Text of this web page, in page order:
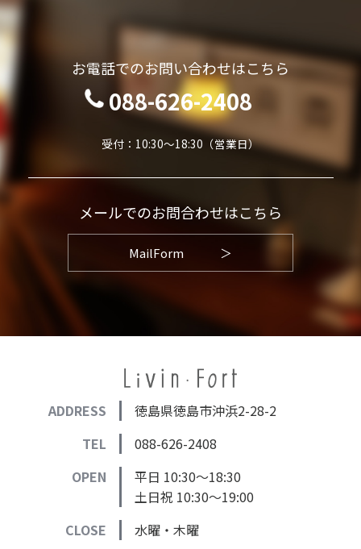
お電話でのお問い合わせはこちら
088-626-2408
受付：10:30～18:30（営業日）
メールでのお問合わせはこちら
MailForm ＞
ADDRESS
徳島県徳島市沖浜2-28-2
TEL
088-626-2408
OPEN
平日 10:30～18:30
土日祝 10:30～19:00
CLOSE
水曜・木曜